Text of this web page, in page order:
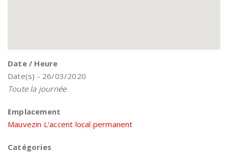
Date / Heure
Date(s) - 26/03/2020
Toute la journée
Emplacement
Mauvezin L'accent local permanent
Catégories